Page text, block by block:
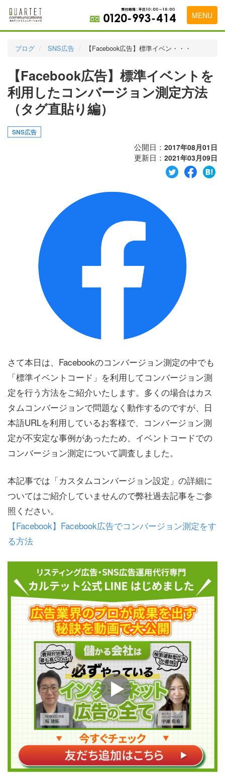
MENU
実績・お客様の声
初めて導入をお考えの方
ブログ SNS広告 【Facebook広告】標準イベン・・・
【Facebook広告】標準イベントを
利用したコンバージョン測定方法
（タグ直貼り編）
SNS広告
公開日： 2017年08月01日
更新日： 2021年03月09日
さて本日は、Facebookのコンバージョン測定の中でも
「標準イベントコード」を利用してコンバージョン測
定を行う方法をご紹介いたします。多くの場合はカス
タムコンバージョンで問題なく動作するのですが、日
本語URLを利用しているお客様で、コンバージョン測
定が不安定な事例があったため、イベントコードでの
コンバージョン測定について調査しました。
本記事では「カスタムコンバージョン設定」の詳細に
ついてはご紹介していませんので弊社過去記事をご参
照ください。
【Facebook】Facebook広告でコンバージョン測定をす
る方法